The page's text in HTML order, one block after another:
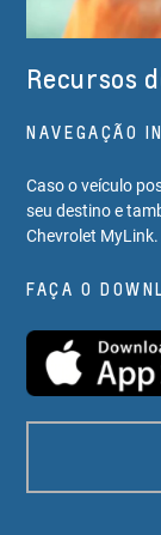
Recursos
NAVEGAÇÃO
Caso o veículo
seu destino e
Chevrolet MyLink.
FAÇA O